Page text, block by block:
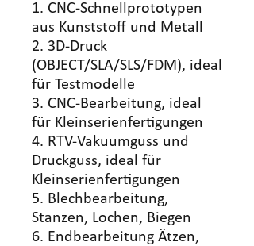
1. CNC-Schnellprototypen
aus Kunststoff und Metall
2. 3D-Druck
(OBJECT/SLA/SLS/FDM), ideal
für Testmodelle
3. CNC-Bearbeitung, ideal
für Kleinserienfertigungen
4. RTV-Vakuumguss und
Druckguss, ideal für
Kleinserienfertigungen
5. Blechbearbeitung,
Stanzen, Lochen, Biegen
6. Endbearbeitung Ätzen,